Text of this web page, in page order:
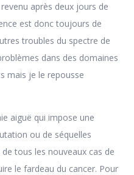
après deux jours de
est donc toujours de
troubles du spectre de
dans des domaines
mais je le repousse
aiguë qui impose une
ou de séquelles
tous les nouveaux cas de
le fardeau du cancer. Pour